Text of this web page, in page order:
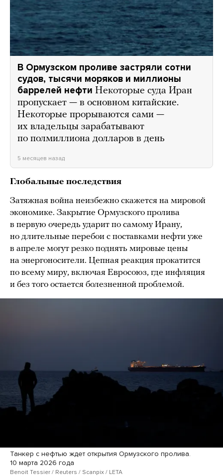
В Ормузском проливе застряли сотни
судов, тысячи моряков и миллионы
баррелей нефти Некоторые суда Иран
пропускает — в основном китайские.
Некоторые прорываются сами —
их владельцы зарабатывают
по полмиллиона долларов в день
5 месяцев назад
Глобальные последствия
Затяжная война неизбежно скажется на мировой
экономике. Закрытие Ормузского пролива
в первую очередь ударит по самому Ирану,
но длительные перебои с поставками нефти уже
в апреле могут резко поднять мировые цены
на энергоносители. Цепная реакция прокатится
по всему миру, включая Евросоюз, где инфляция
и без того остается болезненной проблемой.
Танкер с нефтью ждет открытия Ормузского пролива.
10 марта 2026 года
Benoit Tessier / Reuters / Scanpix / LETA